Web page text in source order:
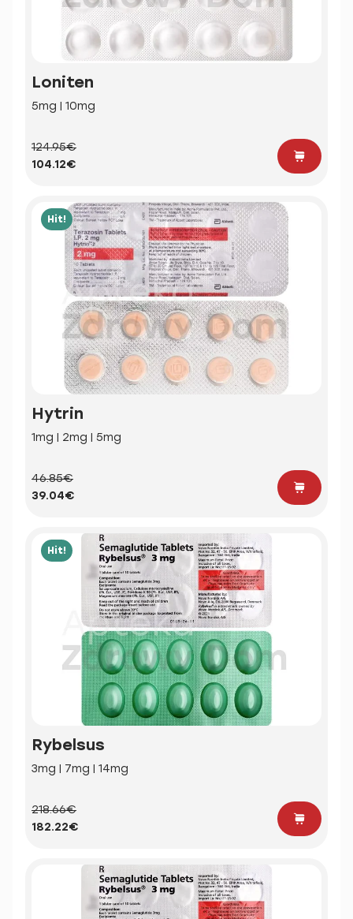
Loniten
5mg | 10mg
124.95€
104.12€
Hit!
Hytrin
1mg | 2mg | 5mg
46.85€
39.04€
Hit!
Rybelsus
3mg | 7mg | 14mg
218.66€
182.22€